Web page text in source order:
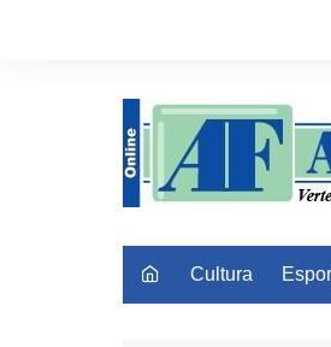
Cultura